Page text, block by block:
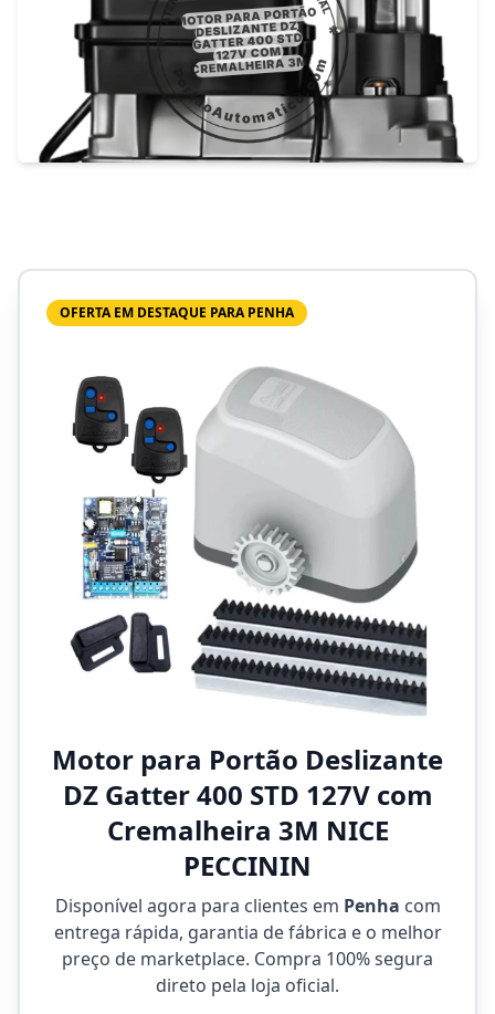
OFERTA EM DESTAQUE PARA PENHA
Motor para Portão Deslizante
DZ Gatter 400 STD 127V com
Cremalheira 3M NICE
PECCININ
Disponível agora para clientes em Penha com
entrega rápida, garantia de fábrica e o melhor
preço de marketplace. Compra 100% segura
direto pela loja oficial.